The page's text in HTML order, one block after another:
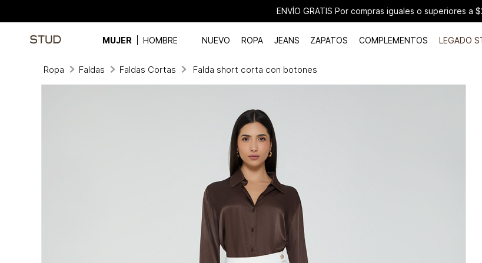
ENVÍO GRATIS Por compras iguales o superiores a
MUJER HOMBRE NUEVO ROPA JEANS ZAPATOS COMPLEMENTOS LEGADO
Ropa Faldas Faldas Cortas Falda short corta con botones